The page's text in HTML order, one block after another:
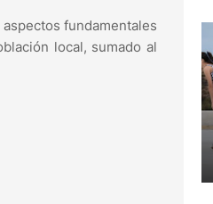
fundamentales
local, sumado al